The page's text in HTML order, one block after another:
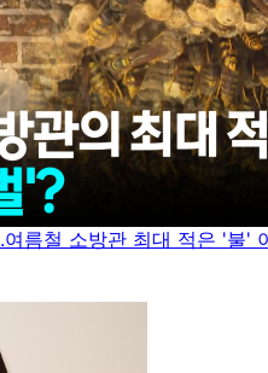
름철 소방관 최대 적은 '불'